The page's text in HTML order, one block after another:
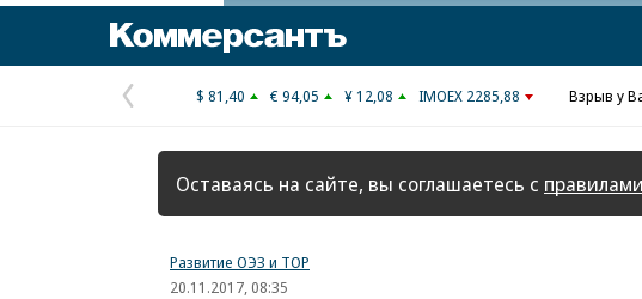
Предыдущая
страница
$ 81,40 € 94,05 ¥ 12,08 IMOEX 2285,88 Взрыв у
Оставаясь на сайте, вы соглашаетесь с
Развитие ОЭЗ и ТОР
20.11.2017, 08:35